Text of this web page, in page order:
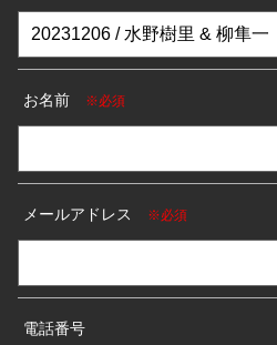
お名前 ※必須
メールアドレス ※必須
電話番号